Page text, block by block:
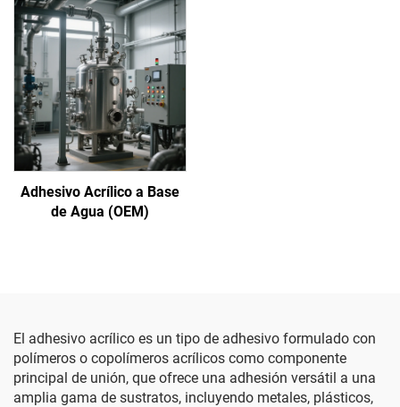
Adhesivo Acrílico a Base
de Agua (OEM)
El adhesivo acrílico es un tipo de adhesivo formulado con
polímeros o copolímeros acrílicos como componente
principal de unión, que ofrece una adhesión versátil a una
amplia gama de sustratos, incluyendo metales, plásticos,